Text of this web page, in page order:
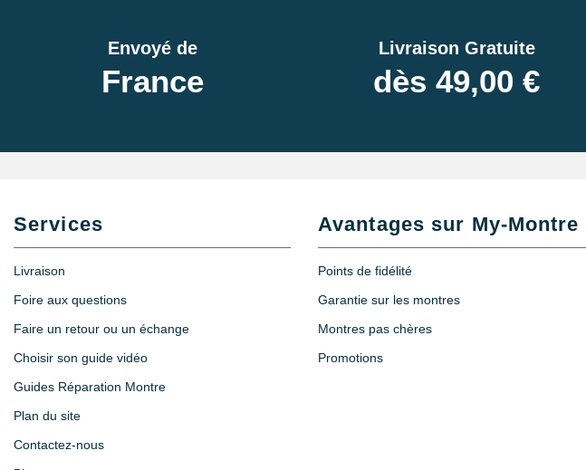
Envoyé de
France
Livraison Gratuite
dès 49,00 €
Services
Livraison
Foire aux questions
Faire un retour ou un échange
Choisir son guide vidéo
Guides Réparation Montre
Plan du site
Contactez-nous
Avantages sur My-Montre
Points de fidélité
Garantie sur les montres
Montres pas chères
Promotions